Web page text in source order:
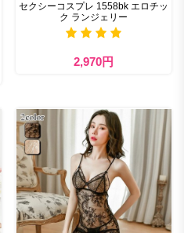
セクシーコスプレ 1558bk エロチッ
ク ランジェリー
2,970円